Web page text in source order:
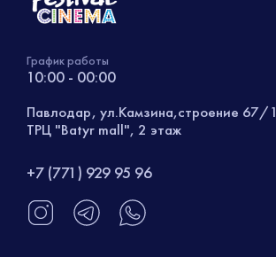
График работы
10:00 - 00:00
Павлодар, ул.Камзина,строение 67/1
ТРЦ "Batyr mall", 2 этаж
+7 (771) 929 95 96